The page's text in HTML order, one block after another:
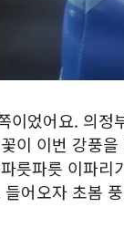
이었어요. 의정
이 이번 강풍
릇파릇 이파리
어오자 초봄